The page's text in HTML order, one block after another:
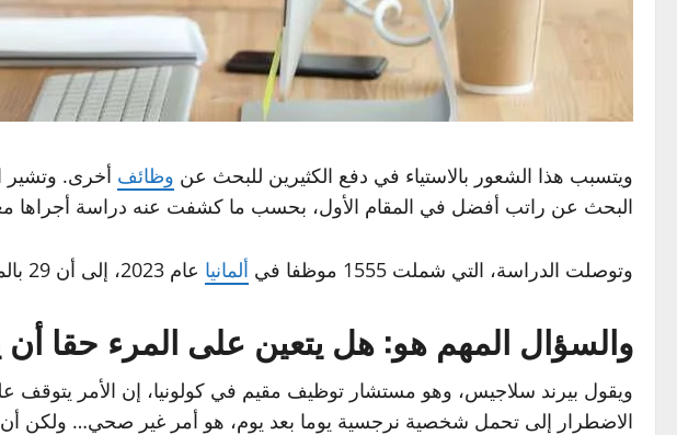
ويتسبب هذا الشعور بالاستياء في دفع الكثيرين للبحث عن وظائف أخرى. وتشير
البحث عن راتب أفضل في المقام الأول، بحسب ما كشفت عنه دراسة أجراها
وتوصلت الدراسة، التي شملت 1555 موظفا في ألمانيا عام 2023، إلى أن 29 بالمئة ممن غيروا وظائفهم ذكروا أسلوب القيادة الخاص برئيسهم في العمل كأحد الأسباب.
والسؤال المهم هو: هل يتعين على المرء حقا
ويقول بيرند سلاجيس، وهو مستشار توظيف مقيم في كولونيا، إن الأمر يتوقف
الاضطرار إلى تحمل شخصية نرجسية يوما بعد يوم، هو أمر غير صحي… ولكن أن